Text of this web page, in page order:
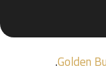
Golden